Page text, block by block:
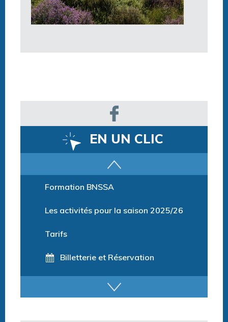
EN UN CLIC
Parcours training
Horaires espace détente